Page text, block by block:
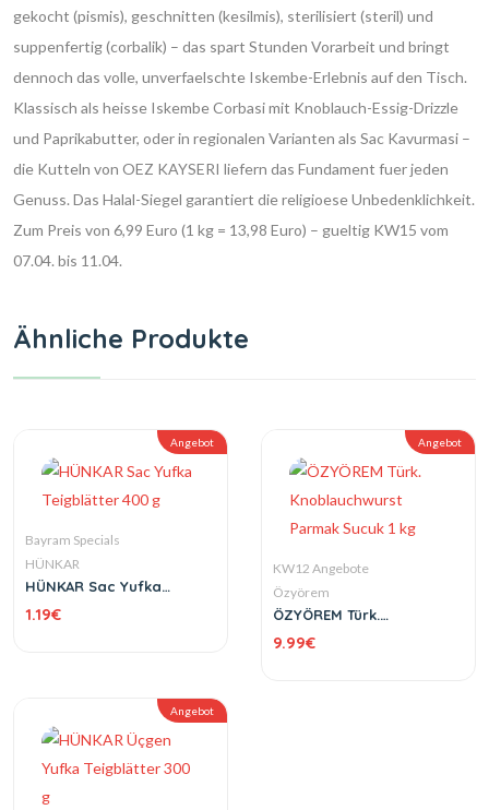
gekocht (pismis), geschnitten (kesilmis), sterilisiert (steril) und
suppenfertig (corbalik) – das spart Stunden Vorarbeit und bringt
dennoch das volle, unverfaelschte Iskembe-Erlebnis auf den Tisch.
Klassisch als heisse Iskembe Corbasi mit Knoblauch-Essig-Drizzle
und Paprikabutter, oder in regionalen Varianten als Sac Kavurmasi –
die Kutteln von OEZ KAYSERI liefern das Fundament fuer jeden
Genuss. Das Halal-Siegel garantiert die religioese Unbedenklichkeit.
Zum Preis von 6,99 Euro (1 kg = 13,98 Euro) – gueltig KW15 vom
07.04. bis 11.04.
Ähnliche Produkte
Angebot
Bayram Specials
HÜNKAR
HÜNKAR Sac Yufka
1.19€
Angebot
KW12 Angebote
Özyörem
ÖZYÖREM Türk.
Sucuk 1 kg
9.99€
Angebot